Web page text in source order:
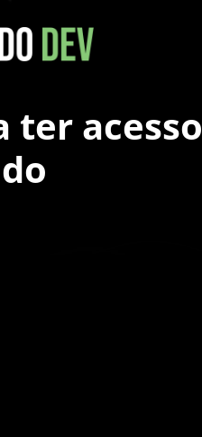
ter acesso